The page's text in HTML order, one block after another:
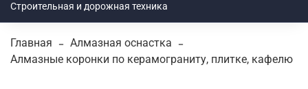
Строительная и дорожная техника
Главная
Алмазная оснастка
Алмазные коронки по керамограниту, плитке, кафелю